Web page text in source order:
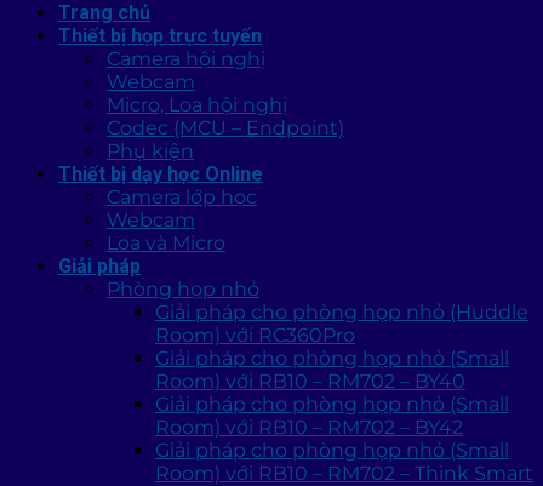
Trang chủ
Thiết bị họp trực tuyến
Camera hội nghị
Webcam
Micro, Loa hội nghị
Codec (MCU – Endpoint)
Phụ kiện
Thiết bị dạy học Online
Camera lớp học
Webcam
Loa và Micro
Giải pháp
Phòng họp nhỏ
Giải pháp cho phòng họp nhỏ (Huddle
Room) với RC360Pro
Giải pháp cho phòng họp nhỏ (Small
Room) với RB10 – RM702 – BY40
Giải pháp cho phòng họp nhỏ (Small
Room) với RB10 – RM702 – BY42
Giải pháp cho phòng họp nhỏ (Small
Room) với RB10 – RM702 – Think Smart